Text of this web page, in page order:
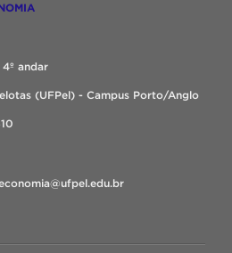
4º andar
(UFPel) - Campus Porto/Anglo